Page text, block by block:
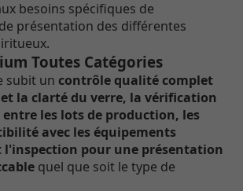
besoins spécifiques de
présentation des différentes
Toutes Catégories
subit un contrôle qualité complet
la clarté du verre, la vérification
entre les lots de production, les
avec les équipements
l'inspection pour une présentation
quel que soit le type de